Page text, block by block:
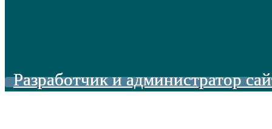
Разработчик и администратор